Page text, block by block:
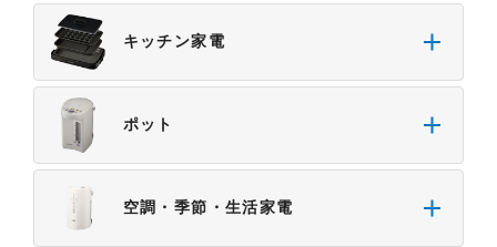
たは提供の中止・中断を行うこと。また、それによ
って生じる一切の損害。
キッチン家電
ポット
空調・季節・生活家電